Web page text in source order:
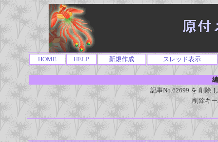
HOME HELP 新規作成 スレッド表示
記事No.62699 を 削除
削除キ